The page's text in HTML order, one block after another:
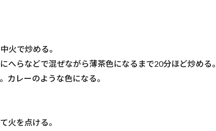
火で炒める。
へらなどで混ぜながら薄茶色になるまで20分ほど炒める。
カレーのような色になる。
火を点ける。